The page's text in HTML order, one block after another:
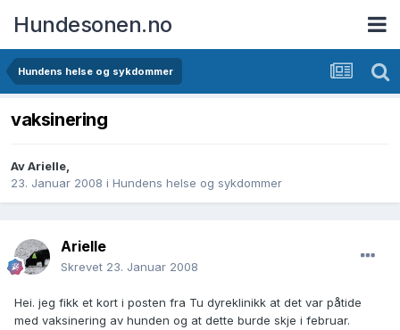
Hundesonen.no
Hundens helse og sykdommer
vaksinering
AvArielle,
23. Januar 2008 i Hundens helse og sykdommer
Arielle
Skrevet 23. Januar 2008
Hei. jeg fikk et kort i posten fra Tu dyreklinikk at det var påtide
med vaksinering av hunden og at dette burde skje i februar.